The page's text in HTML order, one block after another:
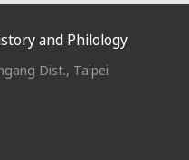
and Philology
Dist., Taipei